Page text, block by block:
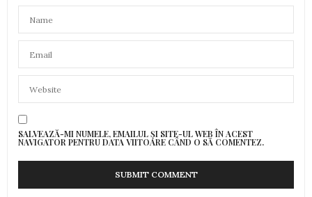
SALVEAZĂ-MI NUMELE, EMAILUL ȘI SITE-UL WEB ÎN ACEST
NAVIGATOR PENTRU DATA VIITOARE CÂND O SĂ COMENTEZ.